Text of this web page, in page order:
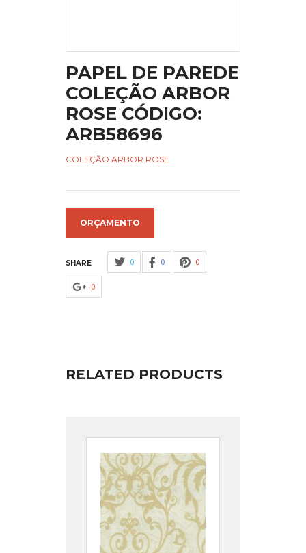
PAPEL DE PAREDE
COLEÇÃO ARBOR
ROSE CÓDIGO:
ARB58696
COLEÇÃO ARBOR ROSE
ORÇAMENTO
SHARE 0 0 0
0
RELATED PRODUCTS